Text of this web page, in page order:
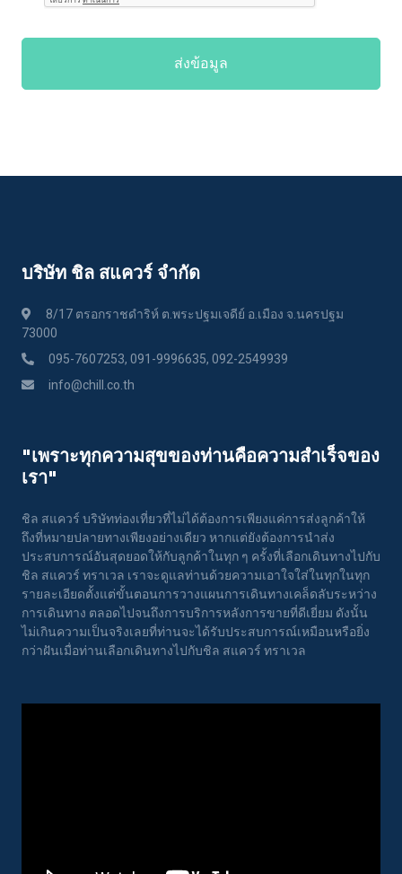
ส่งข้อมูล
บริษัท ชิล สแควร์ จำกัด
8/17 ตรอกราชดำริห์ ต.พระปฐมเจดีย์ อ.เมือง จ.นครปฐม
73000
095-7607253, 091-9996635, 092-2549939
info@chill.co.th
"เพราะทุกความสุขของท่านคือความสําเร็จของ
เรา"
ชิล สแควร์ บริษัทท่องเที่ยวที่ไม่ได้ต้องการเพียงแค่การส่งลูกค้าให้
ถึงที่หมายปลายทางเพียงอย่างเดียว หากแต่ยังต้องการนำส่ง
ประสบการณ์อันสุดยอดให้กับลูกค้าในทุก ๆ ครั้งที่เลือกเดินทางไปกับ
ชิล สแควร์ ทราเวล เราจะดูแลท่านด้วยความเอาใจใส่ในทุกในทุก
รายละเอียดตั้งแต่ขั้นตอนการวางแผนการเดินทางเคล็ดลับระหว่าง
การเดินทาง ตลอดไปจนถึงการบริการหลังการขายที่ดีเยี่ยม ดังนั้น
ไม่เกินความเป็นจริงเลยที่ท่านจะได้รับประสบการณ์เหมือนหรือยิ่ง
กว่าฝันเมื่อท่านเลือกเดินทางไปกับชิล สแควร์ ทราเวล